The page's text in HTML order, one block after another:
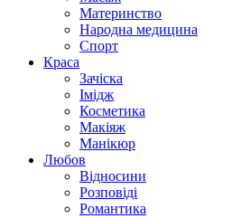
Материнство
Народна медицина
Спорт
Краса
Зачіска
Імідж
Косметика
Макіяж
Манікюр
Любов
Відносини
Розповіді
Романтика